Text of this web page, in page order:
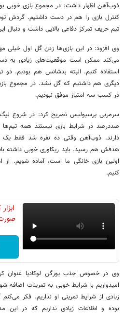
ذوب‌آهن اظهار داشت: در مجموع بازی خوبی
کنترل بازی را هم در دست داشتیم‌. گردش
تیم حریف تمرکز دفاعی بالایی داشت و دنبال
وی افزود: در این بازی‌ها زدن گل اول خیلی
می‌کند ممکن است موقعیت‌های زیادی به
استفاده کنیم. البته بدشانس هم بودیم. دو
دیگری هم داشتیم که گل‌ نشد. در مجموع
در کسب سه امتیاز موفق نبودیم.
سرمربی پرسپولیس تصریح کرد: در شروع لیگ
صددرصد در شرایط بازی نیستند همه
دارند. ذوب‌آهن وقتی ده نفره شد فقط
هدفش هم رسید. باید ریکاوری خوبی داشته
اولین بازی خانگی ما است، آماده شویم. از
کنیم.
وی در خصوص جذب یورگن لوکادیا عنوان
امیدواریم با شرایط خوبی به تمرینات اضافه
بوده و اطلاعات زیادی نداریم که در